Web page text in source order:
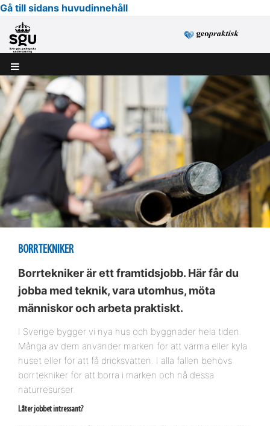
Gå till sidans huvudinnehåll
BORRTEKNIKER
Borrtekniker är ett framtidsjobb. Här får du
jobba med teknik, vara utomhus, möta
människor och arbeta praktiskt.
I Sverige bygger vi nya hus och byggnader hela tiden.
Många av dem använder marken för att värma eller kyla
huset eller för att få dricksvatten. I alla fallen behövs
borrtekniker för att borra i marken och nå dessa
naturresurser.
Låter jobbet intressant?